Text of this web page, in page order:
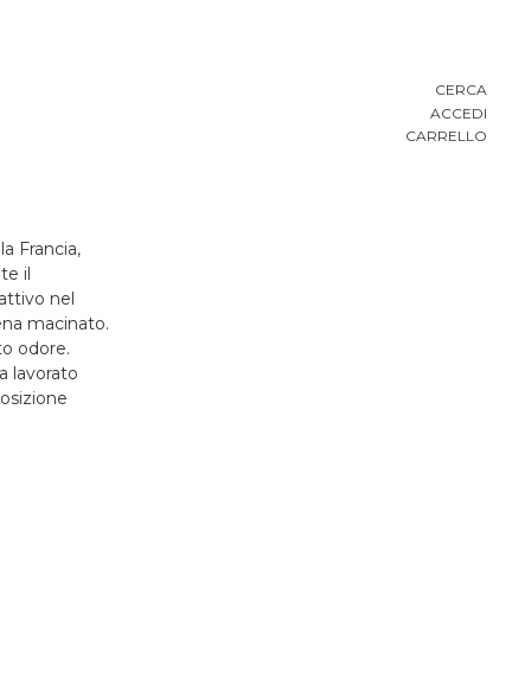
CERCA
ACCEDI
CARRELLO
Francia,
il
nel
macinato.
odore.
lavorato